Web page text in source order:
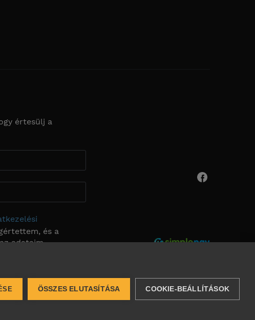
értesülj a
és a
adataim
Feliratkozás
ÖSSZES ELUTASÍTÁSA COOKIE-BEÁLLÍTÁSOK